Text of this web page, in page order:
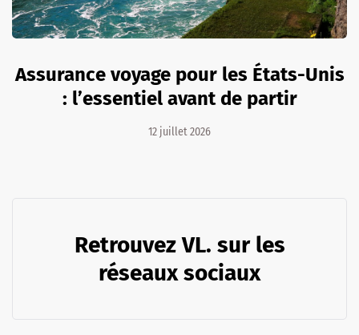
Assurance voyage pour les États-Unis
: l’essentiel avant de partir
12 juillet 2026
Retrouvez VL. sur les
réseaux sociaux